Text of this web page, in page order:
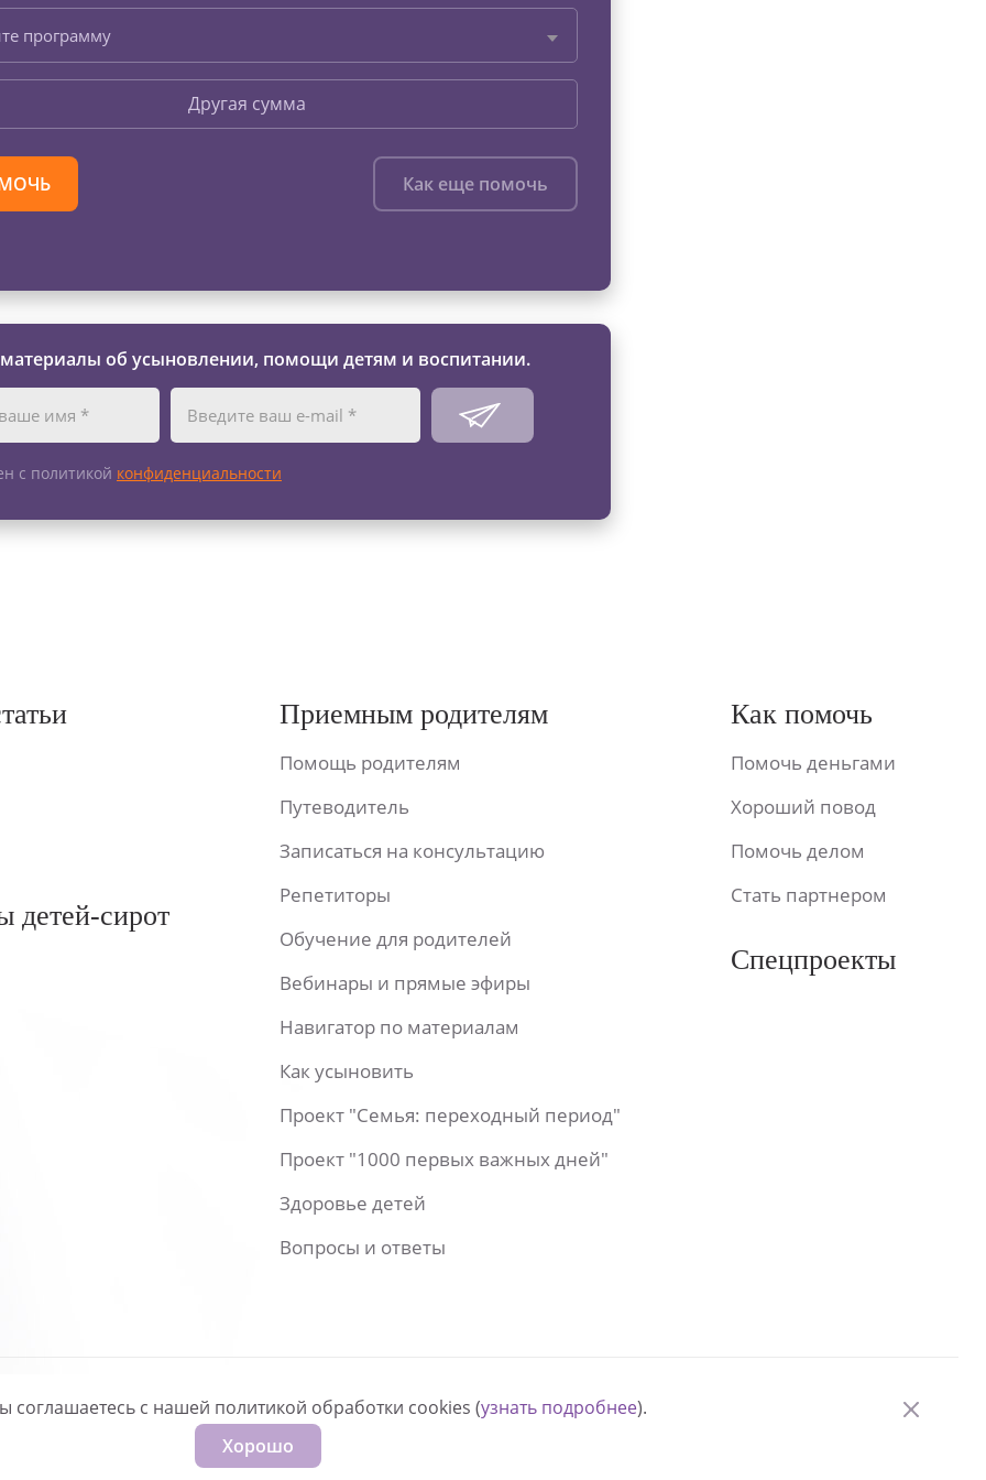
программу
Другая сумма
Как еще помочь
об усыновлении, помощи детям и воспитании.
с политикой конфиденциальности
детей-сирот
Приемным родителям
Помощь родителям
Путеводитель
Записаться на консультацию
Репетиторы
Обучение для родителей
Вебинары и прямые эфиры
Навигатор по материалам
Как усыновить
Проект "Семья: переходный период"
Проект "1000 первых важных дней"
Здоровье детей
Вопросы и ответы
Как помочь
Помочь деньгами
Хороший повод
Помочь делом
Стать партнером
Спецпроекты
соглашаетесь с нашей политикой обработки cookies (узнать подробнее).
Хорошо